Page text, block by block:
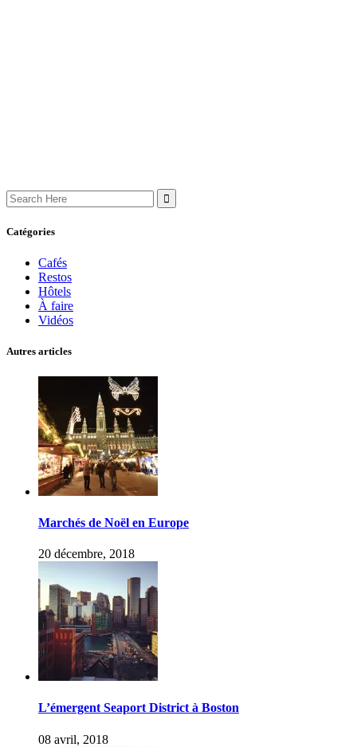
Search
for:
Catégories
Cafés
Restos
Hôtels
À faire
Vidéos
Autres articles
Marchés de Noël en Europe
20 décembre, 2018
L’émergent Seaport District à Boston
08 avril, 2018